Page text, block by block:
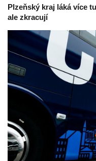
Plzeňský kraj láká více
ale zkracují